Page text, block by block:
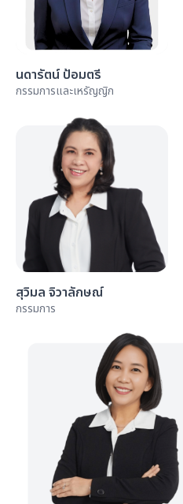
นดารัตน์ ป้อมตรี
กรรมการและเหรัญญิก
สุวิมล จิวาลักษณ์
กรรมการ